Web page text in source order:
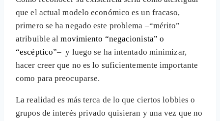
que el actual modelo económico es un fracaso,
primero se ha negado este problema –“mérito”
atribuible almovimiento “negacionista” o
“escéptico”– y luego se ha intentado minimizar,
hacer creer que no es lo suficientemente importante
como para preocuparse.
La realidad es más terca de lo que ciertos lobbies o
grupos de interés privado quisieran y una vez que no